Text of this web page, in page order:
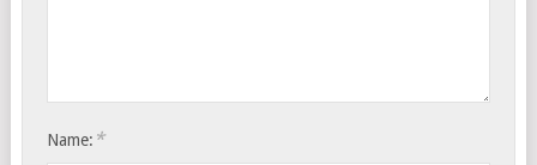
Name: *